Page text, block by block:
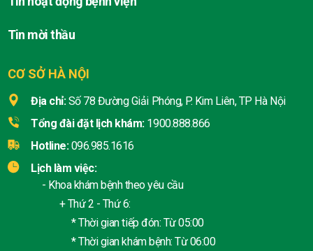
CƠ SỞ HÀ NỘI
Địa chỉ: Số 78 Đường Giải Phóng, P. Kim Liên, TP Hà Nội
Tổng đài đặt lịch khám: 1900.888.866
Hotline: 096.985.1616
Lịch làm việc:
- Khoa khám bệnh theo yêu cầu
+ Thứ 2 - Thứ 6:
* Thời gian tiếp đón: Từ 05:00
* Thời gian khám bệnh: Từ 06:00
Tin mời thầu